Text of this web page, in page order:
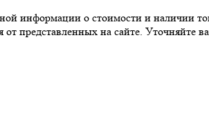
информации о стоимости и наличии
представленных на сайте. Уточняйте